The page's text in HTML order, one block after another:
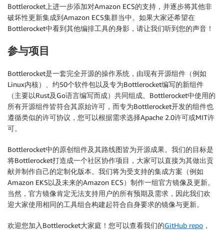
Bottlerocket上进一步添加对Amazon ECS的支持，并逐步将其他非
破坏性更新集成到Amazon ECS集群当中。如果大家还希望在
Bottlerocket中看到其他编排工具的身影，请让我们听到您的声音！
参与项目
Bottlerocket是一套完全开源的操作系统，由现有开源组件（例如
Linux内核）、约50个软件包以及专为Bottlerocket编写的新组件
（主要以Rust及Go语言编写而成）共同组成。Bottlerocket中使用的
所有开源组件皆符合其原始许可，而专为Bottlerocket开发的组件也
遵循类似的许可协议，您可以根据需求选择Apache 2.0许可或MIT许
可。
Bottlerocket中的原创组件及其路线图皆为开源成果。我们的目标是
将Bottlerocket打造成一个社区协作项目，大家可以直接为其做出贡
献并制作自己的定制化版本。我们将为受支持的集成方案（例如
Amazon EKS以及未来的Amazon ECS）制作一组官方镜像及更新。
当然，官方镜像肯定无法支持用户的所有预期及需求，因此我们欢
迎大家使用相同的工具组合构建起符合自身要求的镜像与更新。
欢迎您加入Bottlerocket大家庭！您可以查看我们的GitHub repo ，